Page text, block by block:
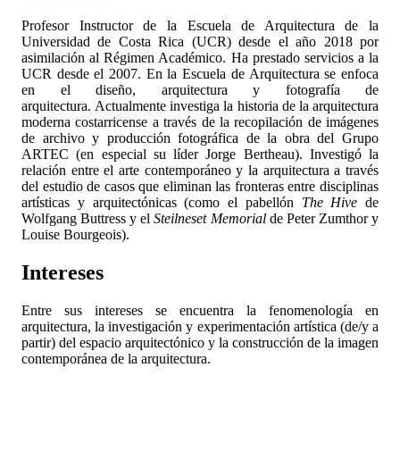
Profesor Instructor de la Escuela de Arquitectura de la
Universidad de Costa Rica (UCR) desde el año 2018 por
asimilación al Régimen Académico. Ha prestado servicios a la
UCR desde el 2007. En la Escuela de Arquitectura se enfoca
en el diseño, arquitectura y fotografía de
arquitectura. Actualmente investiga la historia de la arquitectura
moderna costarricense a través de la recopilación de imágenes
de archivo y producción fotográfica de la obra del Grupo
ARTEC (en especial su líder Jorge Bertheau). Investigó la
relación entre el arte contemporáneo y la arquitectura a través
del estudio de casos que eliminan las fronteras entre disciplinas
artísticas y arquitectónicas (como el pabellón The Hive de
Wolfgang Buttress y elSteilneset Memorialde Peter Zumthor y
Louise Bourgeois).
Intereses
Entre sus intereses se encuentra la fenomenología en
arquitectura, la investigación y experimentación artística (de/y a
partir) del espacio arquitectónico y la construcción de la imagen
contemporánea de la arquitectura.